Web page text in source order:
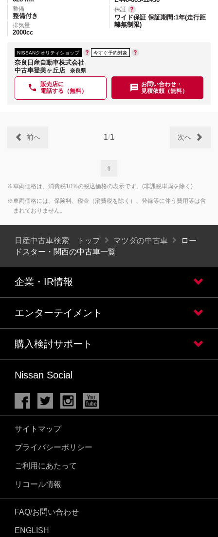
整備
整備付き
排気量
2000cc
保証
ワイド保証 保証期間:1年(走行距
離無制限)
NISSANクオリティショップ 今すぐ予約対象
奈良日産自動車株式会社
中古車登美ヶ丘店
奈良県
販売店に
電話する（無料）
お問い合わせ・
見積依頼（無料）
1/1
前へ 次へ
1
※車両価格は、消費税10%の税込価格の表示です。(非課税車両を除く)
※車両価格には、保険料、税金（消費税を除く）、登録等に伴う費用等は含
まれておりません。
日産中古車検索 トップ マツダの中古車
ロー
ドスター・関西の中古車一覧
企業・IR情報
エンターテイメント
購入検討サポート
Nissan Social
サイトマップ
プライバシーポリシー
ご利用にあたって
リコール情報
FAQ/お問い合わせ
ENGLISH